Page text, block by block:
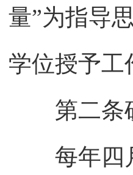
量”为指导
学位授予工
第二条
每年四月